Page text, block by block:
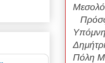
Πόλη